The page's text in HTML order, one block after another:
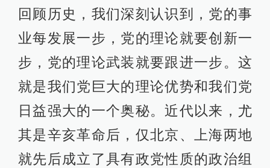
回顾历史，我们深刻认识到，党的事
业每发展一步，党的理论就要创新一
步，党的理论武装就要跟进一步。这
就是我们党巨大的理论优势和我们党
日益强大的一个奥秘。近代以来，尤
其是辛亥革命后，仅北京、上海两地
就先后成立了具有政党性质的政治组